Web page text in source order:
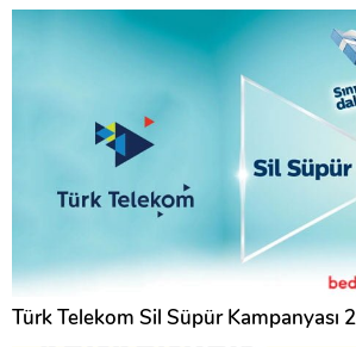
Türk Telekom Sil Süpür Kampanyası